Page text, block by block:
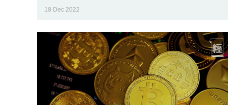
18 Dec 2022